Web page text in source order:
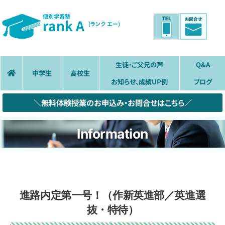
個別学習塾
rank A (ランク エー)
中学生 高校生
生徒・ご父兄の声
お知らせ、成績UP例
Q&A
ブログ
＼無料体験授業のお申込み・お問合せはこちら／
Information
進路内定第一号！（作新英進部／英進選
抜・特待）